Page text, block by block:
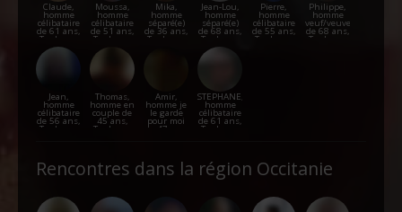
Claude,
homme
célibataire
de 61 ans,
Toulouse
Moussa,
homme
célibataire
de 51 ans,
Toulouse
Mika,
homme
séparé(e)
de 36 ans,
Toulouse
Jean-Lou,
homme
séparé(e)
de 68 ans,
Toulouse
Pierre,
homme
célibataire
de 55 ans,
Toulouse
Philippe,
homme
veuf/veuve
de 68 ans,
Toulouse
Jean,
homme
célibataire
de 56 ans,
Toulouse
Thomas,
homme en
couple de
45 ans,
Toulouse
Amir,
homme je
le garde
pour moi
de 47 ans,
STEPHANE,
homme
célibataire
de 61 ans,
Toulouse
Rencontres dans la région Occitanie